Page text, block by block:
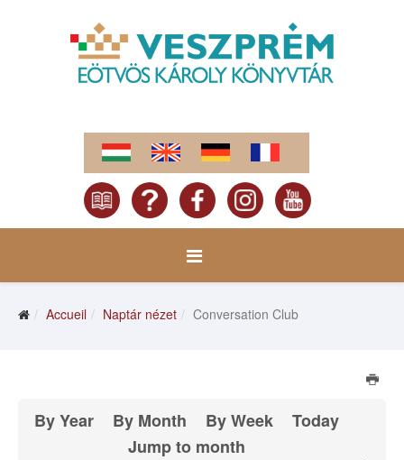
Accueil Naptár nézet Conversation Club
By Year By Month By Week
Today
Jump to month